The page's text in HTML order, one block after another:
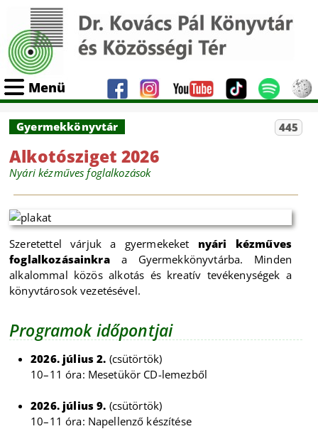
Menü
445
Gyermekkönyvtár
Alkotósziget 2026
Nyári kézműves foglalkozások
Szeretettel várjuk a gyermekeket nyári kézműves
foglalkozásainkraa Gyermekkönyvtárba. Minden
alkalommal közös alkotás és kreatív tevékenységek a
könyvtárosok vezetésével.
Programok időpontjai
2026. július 2. (csütörtök)
10–11 óra: Mesetükör CD-lemezből
2026. július 9. (csütörtök)
10–11 óra: Napellenző készítése